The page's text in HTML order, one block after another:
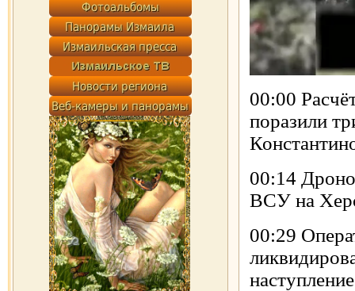
00:00
поразили
00:14
ВСУ на
00:29